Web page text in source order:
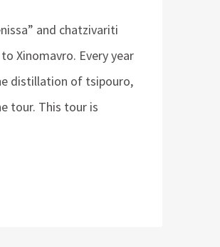
and chatzivariti
Xinomavro. Every year
distillation of tsipouro,
tour. This tour is